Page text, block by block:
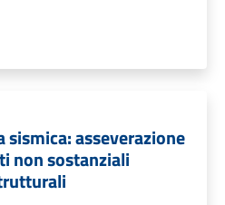
sismica: asseverazione
non sostanziali